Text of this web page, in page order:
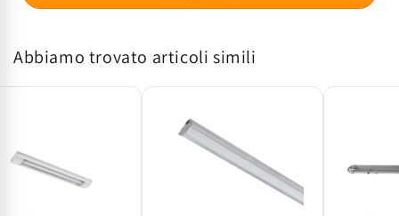
G13
Stellar
Garage,
Magazzini
G13
Stellar
Illuminazione
Abbiamo trovato articoli simili